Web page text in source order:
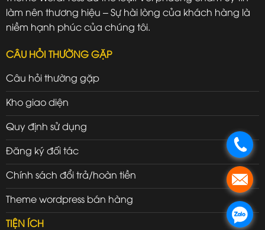
làm nên thương hiệu – Sự hài lòng của khách hàng là
niềm hạnh phúc của chúng tôi.
CÂU HỎI THƯỜNG GẶP
Câu hỏi thường gặp
Kho giao diện
Quy định sử dụng
Đăng ký đối tác
Chính sách đổi trả/hoàn tiền
Theme wordpress bán hàng
TIỆN ÍCH
.
.
.